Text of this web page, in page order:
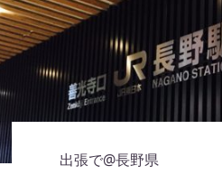
出張で@長野県